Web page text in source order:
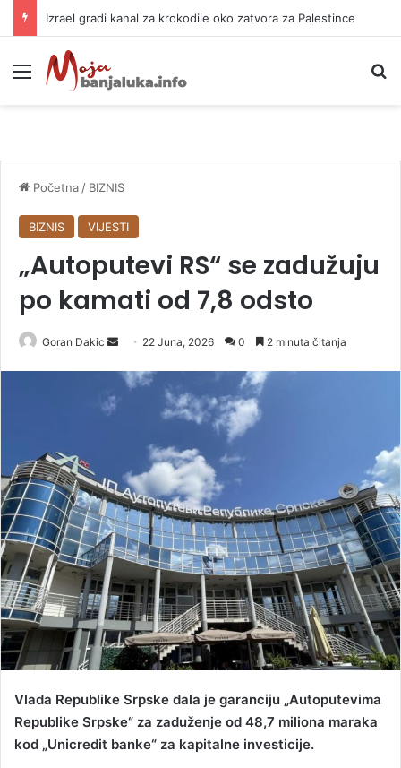
Izrael gradi kanal za krokodile oko zatvora za Palestince
Meni
Početna / BIZNIS
BIZNIS VIJESTI
„Autoputevi RS“ se zadužuju
po kamati od 7,8 odsto
Goran Dakic
m
i
l
22 Juna, 2026 0 2 minuta čitanja
Vlada Republike Srpske dala je garanciju „Autoputevima
Republike Srpske“ za zaduženje od 48,7 miliona maraka
kod „Unicredit banke“ za kapitalne investicije.